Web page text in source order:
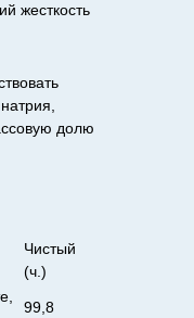
жесткость
долю
Чистый
(ч.)
99,8